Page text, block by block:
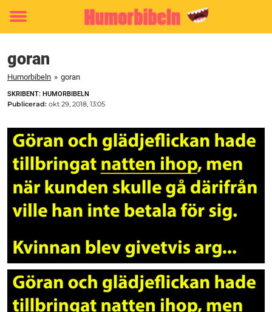
Toggle
goran
Humorbibeln » goran
SKRIBENT: HUMORBIBELN
Publicerad: okt 29, 2018, 13:05